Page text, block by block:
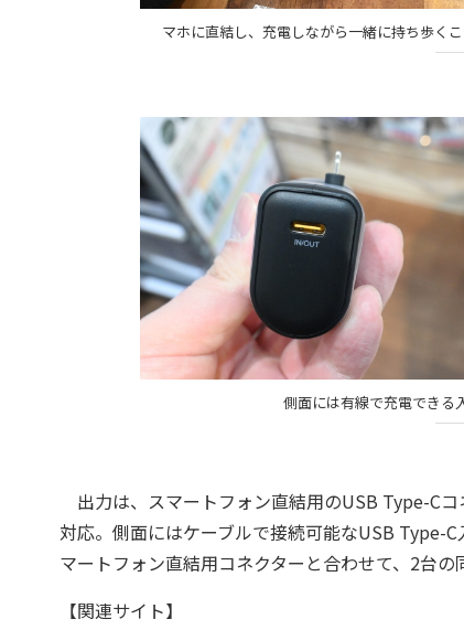
マホに直結し、充電しながら一緒に持ち歩く
側面には有線で充電できる
出力は、スマートフォン直結用のUSB Type-C
対応。側面にはケーブルで接続可能なUSB Type-
マートフォン直結用コネクターと合わせて、2台の
【関連サイト】